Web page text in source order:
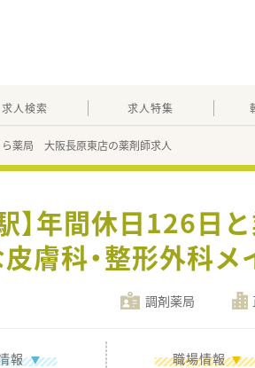
求人検索 求人特集
ら薬局 大阪長原東店の薬剤師求人
】年間休日126日
膚科・整形外科メ
調剤薬局
報 職場情報